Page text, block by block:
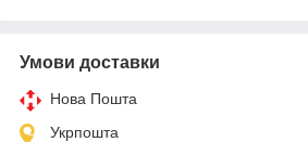
Умови доставки
Нова Пошта
Укрпошта